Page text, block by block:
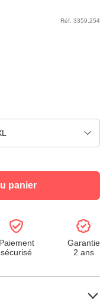
Réf. 3359.254
panier
Paiement
sécurisé
Garantie
2 ans